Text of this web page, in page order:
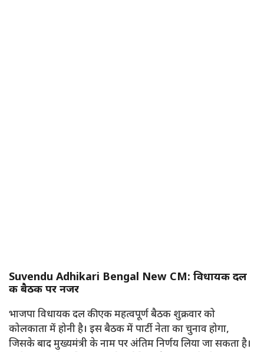
Suvendu Adhikari Bengal New CM: विधायक दल
की बैठक पर नजर
भाजपा विधायक दल की एक महत्वपूर्ण बैठक शुक्रवार को
कोलकाता में होनी है। इस बैठक में पार्टी नेता का चुनाव होगा,
जिसके बाद मुख्यमंत्री के नाम पर अंतिम निर्णय लिया जा सकता है।